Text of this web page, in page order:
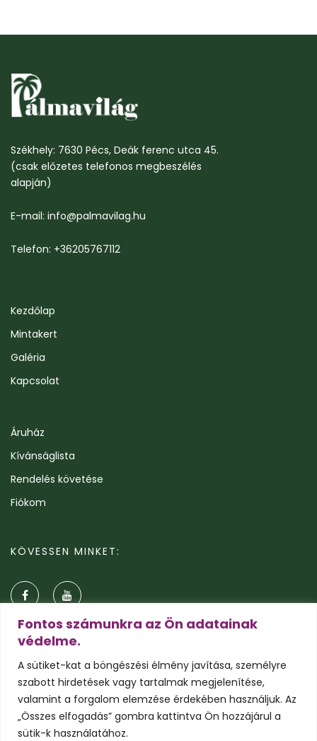
Fontos számunkra az Ön adatainak
védelme.
A sütiket-kat a böngészési élmény javítása, személyre
szabott hirdetések vagy tartalmak megjelenítése,
valamint a forgalom elemzése érdekében használjuk. Az
„Összes elfogadás” gombra kattintva Ön hozzájárul a
sütik-k használatához.
Székhely: 7630 Pécs, Deák ferenc utca 45.
(csak előzetes telefonos megbeszélés
alapján)
E-mail: info@palmavilag.hu
Telefon: +36205767112
Kezdőlap
Mintakert
Galéria
Kapcsolat
Áruház
Kívánságlista
Rendelés követése
Fiókom
KÖVESSEN MINKET: